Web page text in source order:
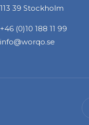
113 39 Stockholm
+46 (0)10 188 11 99
info@worqo.se